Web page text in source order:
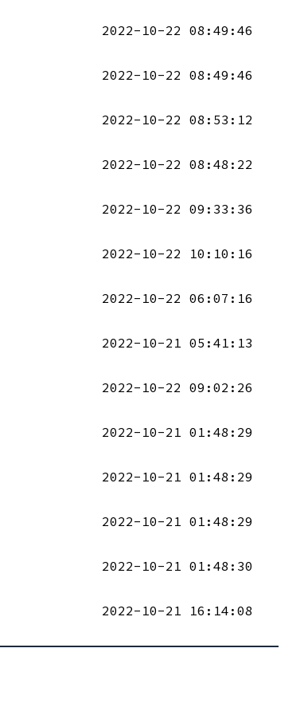
2022-10-22 08:49:46
2022-10-22 08:49:46
2022-10-22 08:53:12
2022-10-22 08:48:22
2022-10-22 09:33:36
2022-10-22 10:10:16
2022-10-22 06:07:16
2022-10-21 05:41:13
2022-10-22 09:02:26
2022-10-21 01:48:29
2022-10-21 01:48:29
2022-10-21 01:48:29
2022-10-21 01:48:30
2022-10-21 16:14:08